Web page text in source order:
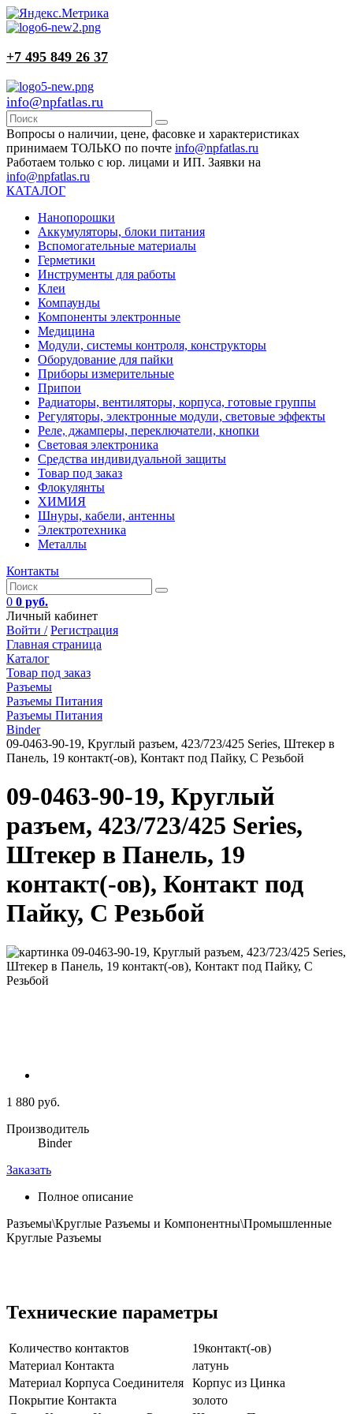
+7 495 849 26 37
info@npfatlas.ru
Вопросы о наличии, цене, фасовке и характеристиках
принимаем ТОЛЬКО по почте info@npfatlas.ru
Работаем только с юр. лицами и ИП. Заявки на
info@npfatlas.ru
КАТАЛОГ
Нанопорошки
Аккумуляторы, блоки питания
Вспомогательные материалы
Герметики
Инструменты для работы
Клеи
Компаунды
Компоненты электронные
Медицина
Модули, системы контроля, конструкторы
Оборудование для пайки
Приборы измерительные
Припои
Радиаторы, вентиляторы, корпуса, готовые группы
Регуляторы, электронные модули, световые эффекты
Реле, джамперы, переключатели, кнопки
Световая электроника
Средства индивидуальной защиты
Товар под заказ
Флокулянты
ХИМИЯ
Шнуры, кабели, антенны
Электротехника
Металлы
Контакты
0 0 руб.
Личный кабинет
Войти / Регистрация
Главная страница
Каталог
Товар под заказ
Разъемы
Разъемы Питания
Разъемы Питания
Binder
09-0463-90-19, Круглый разъем, 423/723/425 Series, Штекер в
Панель, 19 контакт(-ов), Контакт под Пайку, С Резьбой
09-0463-90-19, Круглый
разъем, 423/723/425 Series,
Штекер в Панель, 19
контакт(-ов), Контакт под
Пайку, С Резьбой
1 880 руб.
Производитель
Binder
Заказать
Полное описание
Разъемы\Круглые Разъемы и Компонентны\Промышленные
Круглые Разъемы
Технические параметры
Количество контактов
19контакт(-ов)
Материал Контакта
латунь
Материал Корпуса Соединителя
Корпус из Цинка
Покрытие Контакта
золото